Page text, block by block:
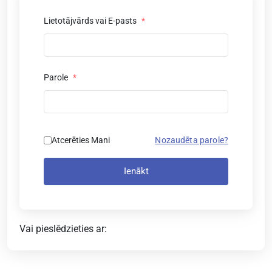
Lietotājvārds vai E-pasts *
Parole *
Atcerēties Mani Nozaudēta parole?
Ienākt
Vai pieslēdzieties ar: